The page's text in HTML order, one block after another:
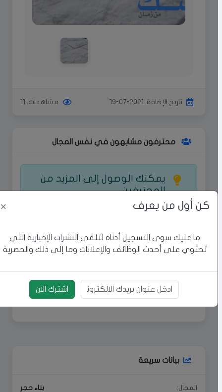
إعلان مميز
تاريخ الإضافة: 2021-07-19 مشاهدات: 11
محترفون مشابهون في نفس المجال
يمكنك الوصول إلى المزيد من
المحترفين
اكتشف المزيد من المحترفين في مجال
بيانات سريعة
المجال:
بناء حجر
كن أول من يعرف ×
ما عليك سوى التسجيل أدناه لتلقي النشرات الإخبارية التي
تحتوي على أحدث الوظائف والإعلانات وما إلى ذلك والحصرية
بريد الالكتروني
اشترك الان